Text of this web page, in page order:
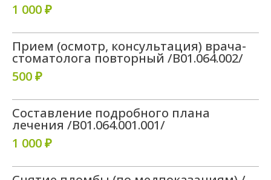
1 000 ₽
Прием (осмотр, консультация) врача-
стоматолога повторный /B01.064.002/
500 ₽
Составление подробного плана
лечения /B01.064.001.001/
1 000 ₽